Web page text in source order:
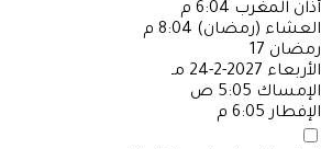
أذان المغرب 6:04 م
العشاء (رمضان) 8:04 م
رمضان 17
الأربعاء 2027-2-24 مـ
الإمساك 5:05 ص
الإفطار 6:05 م